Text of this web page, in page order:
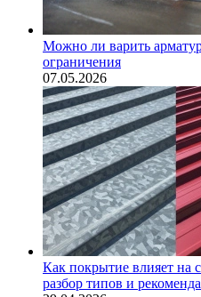
Можно ли варить
ограничения
07.05.2026
Как покрытие влияет на
разбор типов и